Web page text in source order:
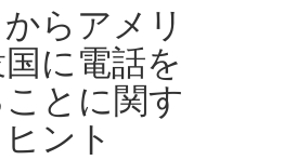
らアメリ
に電話を
とに関す
ント